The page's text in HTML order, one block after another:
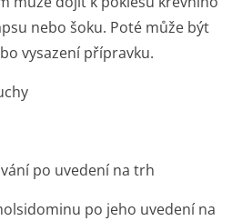
nebo šoku. Poté může být
vysazení přípravku.
po uvedení na trh
po jeho uvedení na